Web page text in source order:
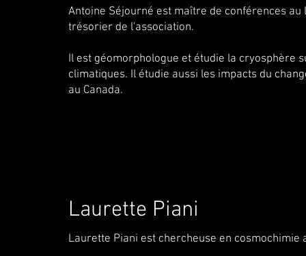
Antoine Séjourné est maître de conférences
trésorier de l'association.
Il est géomorphologue et étudie la cryosphère
climatiques. Il étudie aussi les impacts du
au Canada.
Laurette Piani
Laurette Piani est chercheuse en cosmochimie